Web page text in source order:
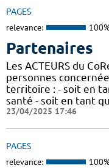
PAGES
relevance:
Partenaires
Les ACTEURS du
personnes
territoire : - soit en
santé - soit en tant
23/04/2025 17:46
PAGES
relevance: